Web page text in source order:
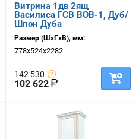
Витрина 1дв 2ящ
Василиса ГСВ ВОВ-1, Дуб/
Шпон Дуба
Размер (ШхГхВ), мм:
778х524х2282
142 530
102 622